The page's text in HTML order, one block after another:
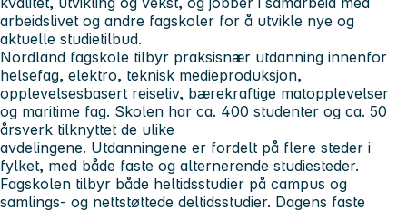
arbeidslivet og andre fagskoler for å utvikle nye og
aktuelle studietilbud.
Nordland fagskole tilbyr praksisnær utdanning innenfor
helsefag, elektro, teknisk medieproduksjon,
opplevelsesbasert reiseliv, bærekraftige matopplevelser
og maritime fag. Skolen har ca. 400 studenter og ca. 50
årsverk tilknyttet de ulike
avdelingene. Utdanningene er fordelt på flere steder i
fylket, med både faste og alternerende studiesteder.
Fagskolen tilbyr både heltidsstudier på campus og
samlings- og nettstøttede deltidsstudier. Dagens faste